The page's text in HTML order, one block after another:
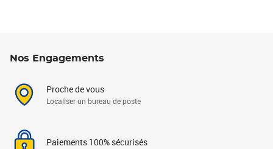
Nos Engagements
Proche de vous
Localiser un bureau de poste
Paiements 100% sécurisés